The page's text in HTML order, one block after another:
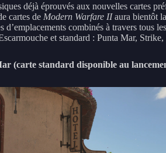
déjà éprouvés aux nouvelles cartes
cartes de Modern Warfare IIaura bientôt
d’emplacements combinés à travers tous
et standard : Punta Mar,
(carte standard disponible au